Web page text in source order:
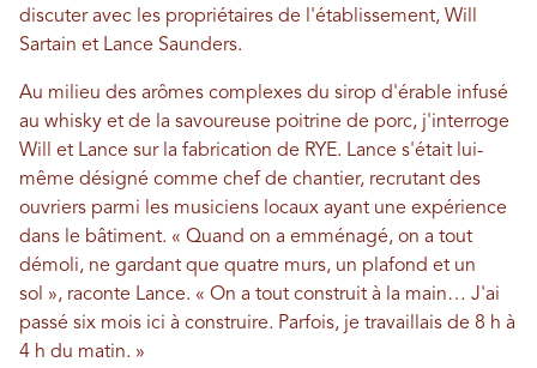
discuter avec les propriétaires de l'établissement, Will
Sartain et Lance Saunders.
Au milieu des arômes complexes du sirop d'érable infusé
au whisky et de la savoureuse poitrine de porc, j'interroge
Will et Lance sur la fabrication de RYE. Lance s'était lui-
même désigné comme chef de chantier, recrutant des
ouvriers parmi les musiciens locaux ayant une expérience
dans le bâtiment. « Quand on a emménagé, on a tout
démoli, ne gardant que quatre murs, un plafond et un
sol », raconte Lance. « On a tout construit à la main… J'ai
passé six mois ici à construire. Parfois, je travaillais de 8 h à
4 h du matin. »